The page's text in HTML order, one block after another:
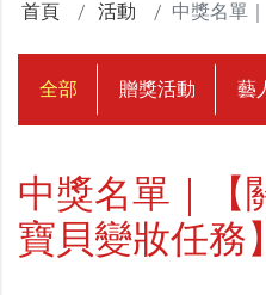
首頁 活動 中獎名單｜【關渡探險
全部 贈獎活動 藝
中獎名單｜【
寶貝變妝任務